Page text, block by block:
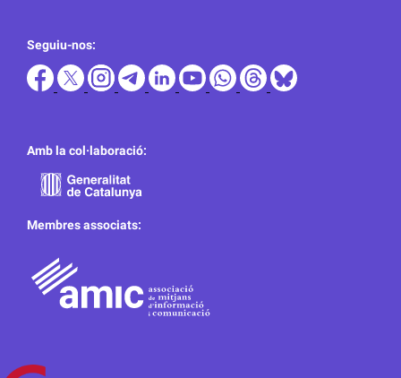
Seguiu-nos:
Amb la col·laboració:
Membres associats: